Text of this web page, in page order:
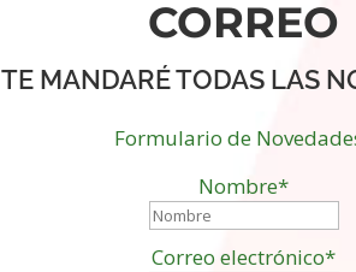
CORREO
TE MANDARÉ TODAS LAS
Formulario de
Nombre*
Correo electrónico*